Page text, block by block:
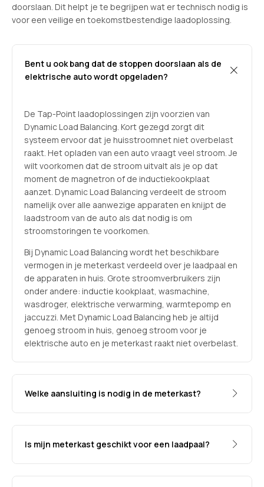
doorslaan. Dit helpt je te begrijpen wat er technisch nodig is
voor een veilige en toekomstbestendige laadoplossing.
Bent u ook bang dat de stoppen doorslaan als de
elektrische auto wordt opgeladen?
De Tap-Point laadoplossingen zijn voorzien van
Dynamic Load Balancing. Kort gezegd zorgt dit
systeem ervoor dat je huisstroomnet niet overbelast
raakt. Het opladen van een auto vraagt veel stroom. Je
wilt voorkomen dat de stroom uitvalt als je op dat
moment de magnetron of de inductiekookplaat
aanzet. Dynamic Load Balancing verdeelt de stroom
namelijk over alle aanwezige apparaten en knijpt de
laadstroom van de auto als dat nodig is om
stroomstoringen te voorkomen.
Bij Dynamic Load Balancing wordt het beschikbare
vermogen in je meterkast verdeeld over je laadpaal en
de apparaten in huis. Grote stroomverbruikers zijn
onder andere: inductie kookplaat, wasmachine,
wasdroger, elektrische verwarming, warmtepomp en
jaccuzzi. Met Dynamic Load Balancing heb je altijd
genoeg stroom in huis, genoeg stroom voor je
elektrische auto en je meterkast raakt niet overbelast.
Welke aansluiting is nodig in de meterkast?
Is mijn meterkast geschikt voor een laadpaal?